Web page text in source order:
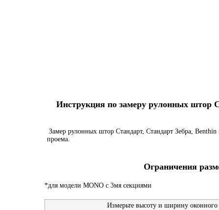
Инструкция по замеру рулонных штор
Замер рулонных штор Стандарт, Стандарт Зебра,
проема.
Ограничения
*для модели MONO с 3мя секциями
Измерьте высоту и ширину оконного